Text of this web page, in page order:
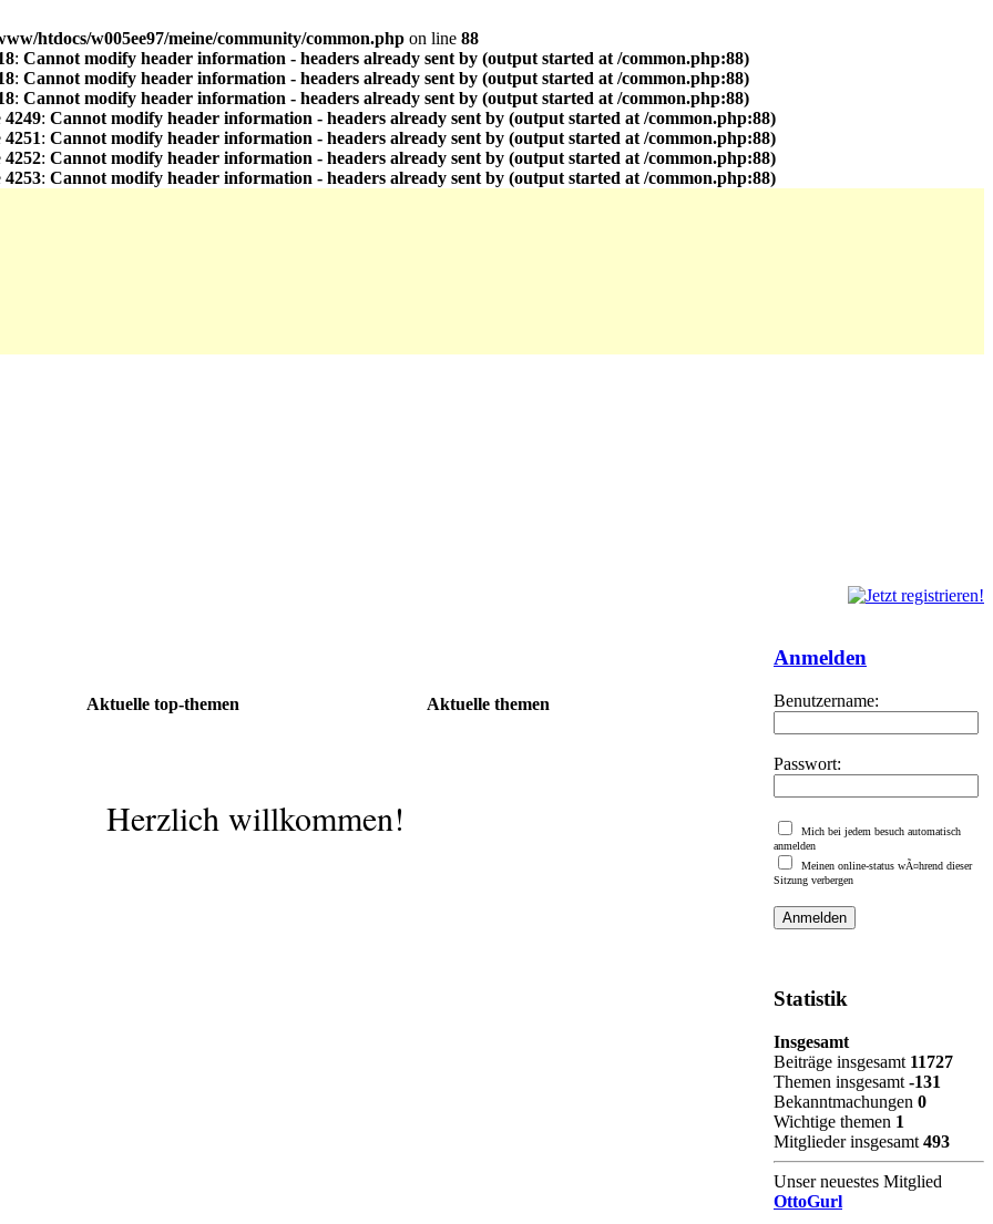
htdocs/w005ee97/meine/community/common.php on line 88
: Cannot modify header information - headers already sent by (output started at /common.php:88)
: Cannot modify header information - headers already sent by (output started at /common.php:88)
: Cannot modify header information - headers already sent by (output started at /common.php:88)
4249: Cannot modify header information - headers already sent by (output started at /common.php:88)
4251: Cannot modify header information - headers already sent by (output started at /common.php:88)
4252: Cannot modify header information - headers already sent by (output started at /common.php:88)
4253: Cannot modify header information - headers already sent by (output started at /common.php:88)
Aktuelle top-themen Aktuelle themen
Herzlich willkommen!
Anmelden
Benutzername:
Passwort:
Mich bei jedem besuch automatisch
anmelden
Meinen online-status wÃ¤hrend dieser
Sitzung verbergen
Statistik
Insgesamt
Beiträge insgesamt 11727
Themen insgesamt -131
Bekanntmachungen 0
Wichtige themen 1
Mitglieder insgesamt 493
Unser neuestes Mitglied
OttoGurl